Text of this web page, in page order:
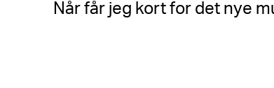
Når får jeg kort for det nye